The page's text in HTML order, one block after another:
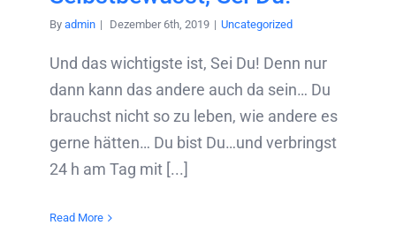
By admin | Dezember 6th, 2019 | Uncategorized
Und das wichtigste ist, Sei Du! Denn nur
dann kann das andere auch da sein… Du
brauchst nicht so zu leben, wie andere es
gerne hätten… Du bist Du…und verbringst
24 h am Tag mit [...]
Read More